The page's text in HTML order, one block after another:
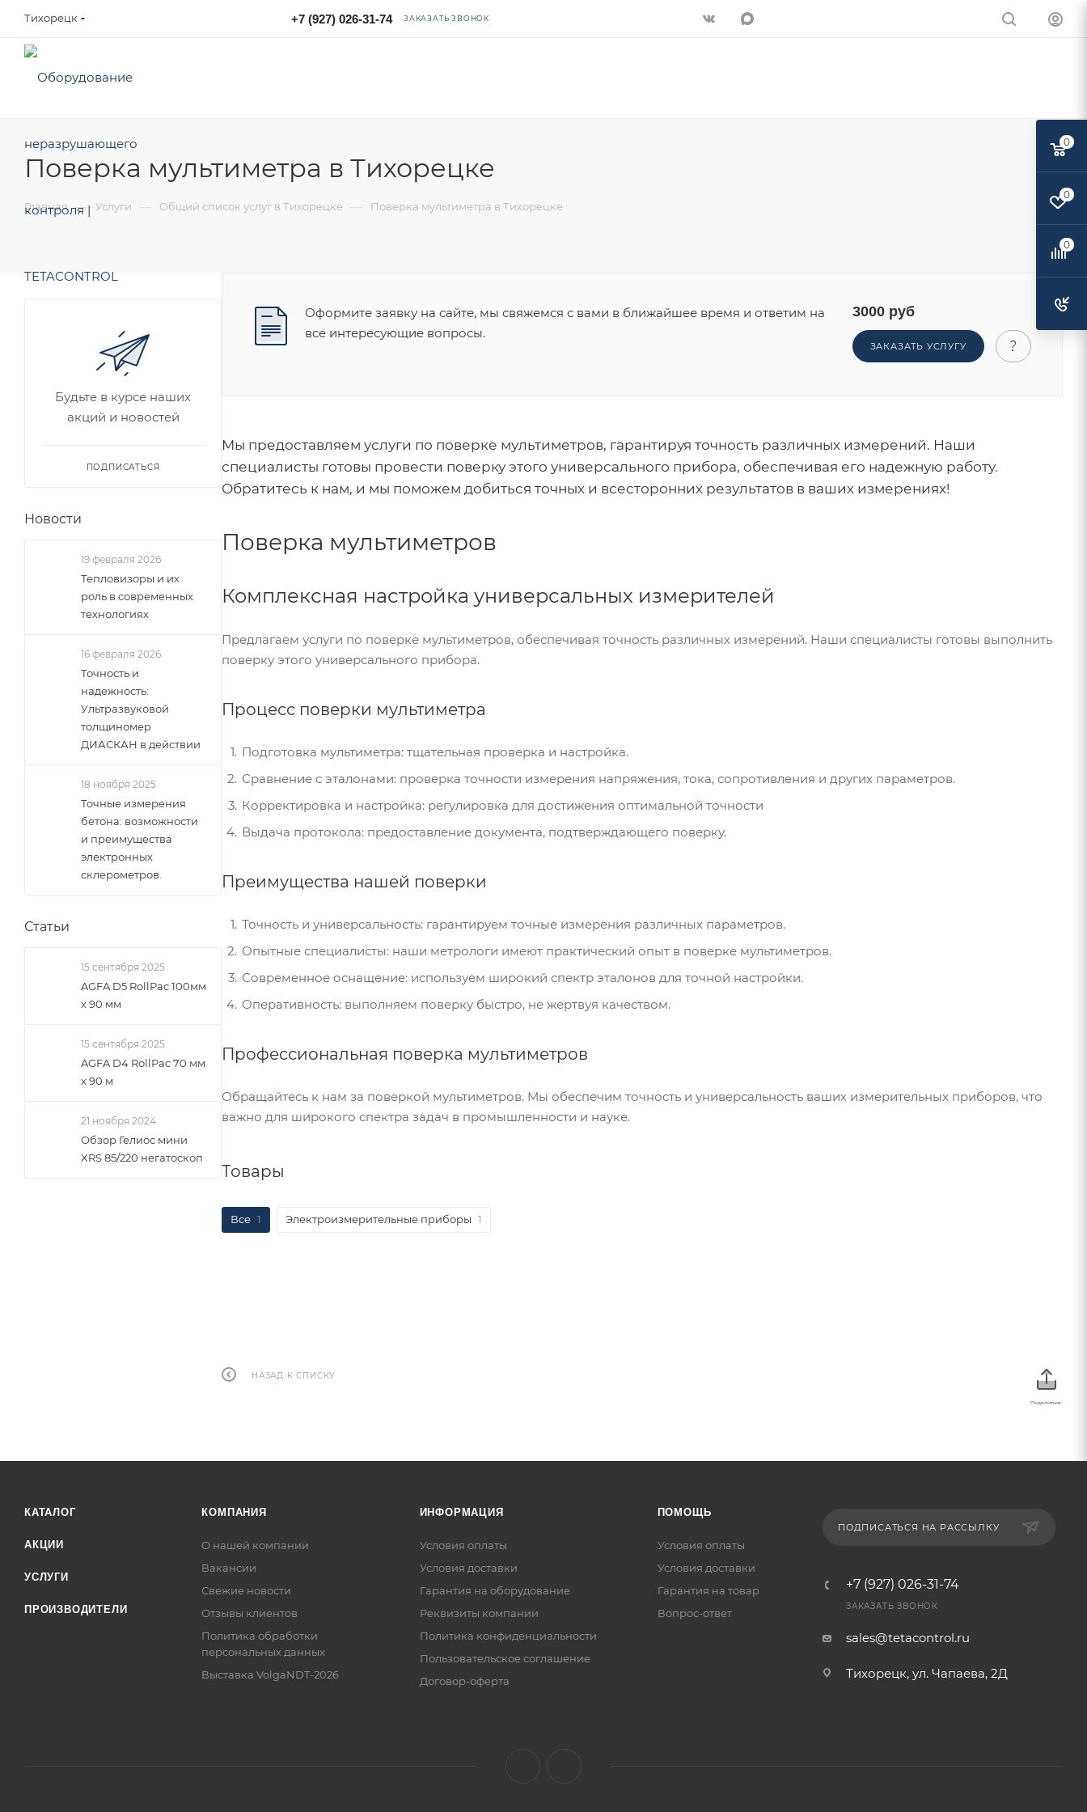
Тихорецк +7 (927) 026-31-74 ЗАКАЗАТЬ ЗВОНОК
Поделиться:
Поверка мультиметра в Тихорецке
Главная — Услуги — Общий список услуг в Тихорецке — Поверка мультиметра в Тихорецке
Оформите заявку на сайте, мы свяжемся с вами в ближайшее время и ответим на
все интересующие вопросы.
3000 руб
ЗАКАЗАТЬ УСЛУГУ
Мы предоставляем услуги по поверке мультиметров, гарантируя точность различных измерений. Наши
специалисты готовы провести поверку этого универсального прибора, обеспечивая его надежную работу.
Обратитесь к нам, и мы поможем добиться точных и всесторонних результатов в ваших измерениях!
Поверка мультиметров
Комплексная настройка универсальных измерителей
Предлагаем услуги по поверке мультиметров, обеспечивая точность различных измерений. Наши специалисты готовы выполнить
поверку этого универсального прибора.
Процесс поверки мультиметра
Подготовка мультиметра: тщательная проверка и настройка.
Сравнение с эталонами: проверка точности измерения напряжения, тока, сопротивления и других параметров.
Корректировка и настройка: регулировка для достижения оптимальной точности
Выдача протокола: предоставление документа, подтверждающего поверку.
Преимущества нашей поверки
Точность и универсальность: гарантируем точные измерения различных параметров.
Опытные специалисты: наши метрологи имеют практический опыт в поверке мультиметров.
Современное оснащение: используем широкий спектр эталонов для точной настройки.
Оперативность: выполняем поверку быстро, не жертвуя качеством.
Профессиональная поверка мультиметров
Обращайтесь к нам за поверкой мультиметров. Мы обеспечим точность и универсальность ваших измерительных приборов, что
важно для широкого спектра задач в промышленности и науке.
Товары
Все 1 Электроизмерительные приборы 1
НАЗАД К СПИСКУ
Поделиться:
Будьте в курсе наших
акций и новостей
ПОДПИСАТЬСЯ
Новости
19 февраля 2026
Тепловизоры и их
роль в современных
технологиях
16 февраля 2026
Точность и
надежность:
Ультразвуковой
толщиномер
ДИАСКАН в действии
18 ноября 2025
Точные измерения
бетона: возможности
и преимущества
электронных
склерометров.
Статьи
15 сентября 2025
AGFA D5 RollPac 100мм
х 90 мм
15 сентября 2025
AGFA D4 RollPac 70 мм
x 90 м
21 ноября 2024
Обзор Гелиос мини
XRS 85/220 негатоскоп
КАТАЛОГ
АКЦИИ
УСЛУГИ
ПРОИЗВОДИТЕЛИ
КОМПАНИЯ
О нашей компании
Вакансии
Свежие новости
Отзывы клиентов
Политика обработки
персональных данных
Выставка VolgaNDT-2026
ИНФОРМАЦИЯ
Условия оплаты
Условия доставки
Гарантия на оборудование
Реквизиты компании
Политика конфиденциальности
Пользовательское соглашение
Договор-оферта
ПОМОЩЬ
Условия оплаты
Условия доставки
Гарантия на товар
Вопрос-ответ
ПОДПИСАТЬСЯ НА РАССЫЛКУ
+7 (927) 026-31-74
ЗАКАЗАТЬ ЗВОНОК
sales@tetacontrol.ru
Тихорецк, ул. Чапаева, 2Д
0
0
0